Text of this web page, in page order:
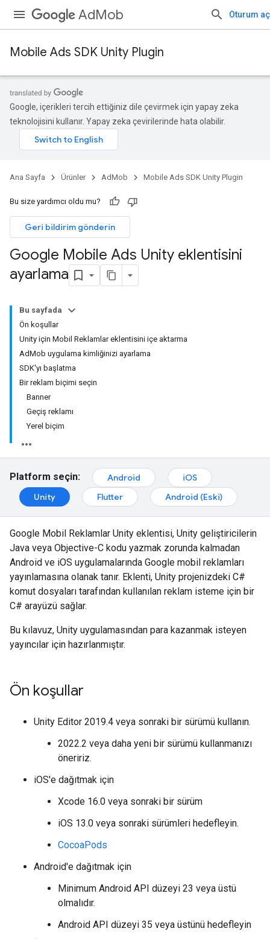
AdMob Oturum aç
Mobile Ads SDK Unity Plugin
Google, içerikleri tercih ettiğiniz dile çevirmek için yapay zeka
teknolojisini kullanır. Yapay zeka çevirilerinde hata olabilir.
Ana Sayfa Ürünler AdMob Mobile Ads SDK Unity Plugin
Bu size yardımcı oldu mu?
Geri bildirim gönderin
Google Mobile Ads Unity eklentisini
ayarlama
Bu sayfada
Ön koşullar
Unity için Mobil Reklamlar eklentisini içe aktarma
AdMob uygulama kimliğinizi ayarlama
SDK'yı başlatma
Bir reklam biçimi seçin
Banner
Geçiş reklamı
Yerel biçim
Platform seçin: Android
iOS
Unity
Flutter Android (Eski)
Google Mobil Reklamlar Unity eklentisi, Unity geliştiricilerin
Java veya Objective-C kodu yazmak zorunda kalmadan
Android ve iOS uygulamalarında Google mobil reklamları
yayınlamasına olanak tanır. Eklenti, Unity projenizdeki C#
komut dosyaları tarafından kullanılan reklam isteme için bir
C# arayüzü sağlar.
Bu kılavuz, Unity uygulamasından para kazanmak isteyen
yayıncılar için hazırlanmıştır.
Ön koşullar
Unity Editor 2019.4 veya sonraki bir sürümü kullanın.
2022.2 veya daha yeni bir sürümü kullanmanızı
öneririz.
iOS'e dağıtmak için
Xcode 16.0 veya sonraki bir sürüm
iOS 13.0 veya sonraki sürümleri hedefleyin.
CocoaPods
Android'e dağıtmak için
Minimum Android API düzeyi 23 veya üstü
olmalıdır.
Android API düzeyi 35 veya üstünü hedefleyin